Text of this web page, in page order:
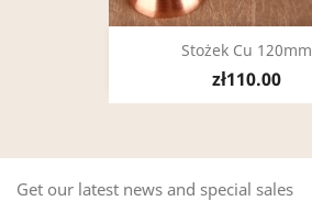
Stożek Cu 120mm
zł110.00
Get our latest news and special sales